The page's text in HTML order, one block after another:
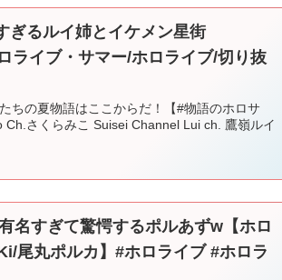
ぎるルイ姉とイケメン星街
ライブ・サマー/ホロライブ/切り抜
ちの夏物語はここからだ！【#物語のホロサ
さくらみこ Suisei Channel Lui ch. 鷹嶺ルイ
名すぎて驚愕するポルあずw【ホロ
尾丸ポルカ】#ホロライブ #ホロラ